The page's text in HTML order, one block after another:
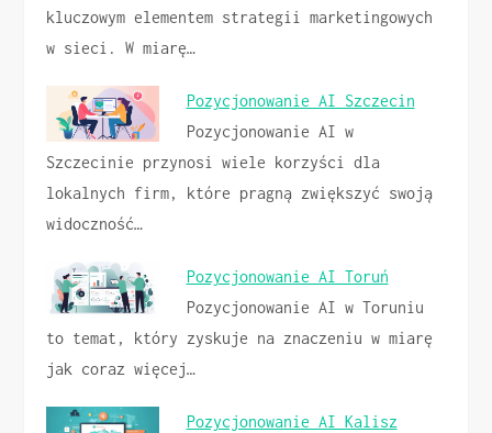
kluczowym elementem strategii marketingowych
w sieci. W miarę…
Pozycjonowanie AI Szczecin
Pozycjonowanie AI w
Szczecinie przynosi wiele korzyści dla
lokalnych firm, które pragną zwiększyć swoją
widoczność…
Pozycjonowanie AI Toruń
Pozycjonowanie AI w Toruniu
to temat, który zyskuje na znaczeniu w miarę
jak coraz więcej…
Pozycjonowanie AI Kalisz